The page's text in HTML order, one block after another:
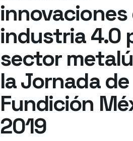
innovaciones
industria 4.0
sector
la Jornada de
Fundición
2019